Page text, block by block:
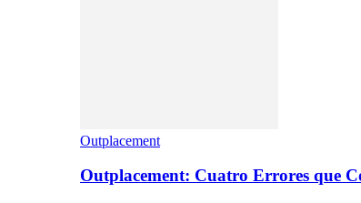
Outplacement
Outplacement: Cuatro Errores que